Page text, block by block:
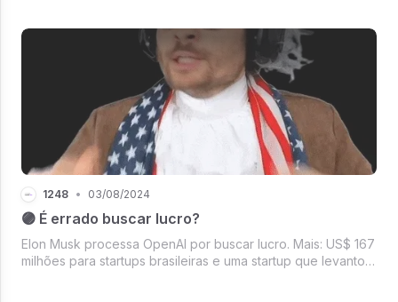
1248 • 03/08/2024
🟣 É errado buscar lucro?
Elon Musk processa OpenAI por buscar lucro. Mais: US$ 167
milhões para startups brasileiras e uma startup que levantou